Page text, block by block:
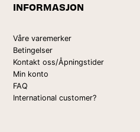
INFORMASJON
Våre varemerker
Betingelser
Kontakt oss/Åpningstider
Min konto
FAQ
International customer?